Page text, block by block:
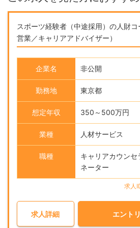
スポーツ経験者（中途採用）の人財
営業／キャリアアドバイザー）
企業名 非公開
勤務地 東京都
想定年収 350～500万円
業種 人材サービス
職種
キャリアカウンセ
ネーター
求人
求人詳細 エント